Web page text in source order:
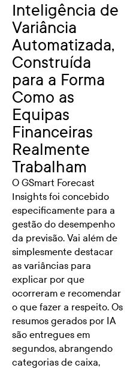
Inteligência de
Variância
Automatizada,
Construída
para a Forma
Como as
Equipas
Financeiras
Realmente
Trabalham
O GSmart Forecast
Insights foi concebido
especificamente para a
gestão do desempenho
da previsão. Vai além de
simplesmente destacar
as variâncias para
explicar por que
ocorreram e recomendar
o que fazer a respeito. Os
resumos gerados por IA
são entregues em
segundos, abrangendo
categorias de caixa,